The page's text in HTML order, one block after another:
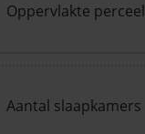
Oppervlakte perceel
Aantal slaapkamers